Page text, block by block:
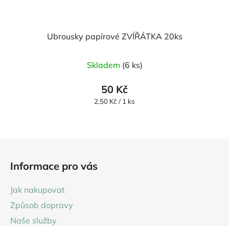
Ubrousky papírové ZVÍŘÁTKA 20ks
Skladem (6 ks)
50 Kč
Měrná
2,50 Kč / 1 ks
Informace pro vás
Jak nakupovat
Způsob dopravy
Naše služby